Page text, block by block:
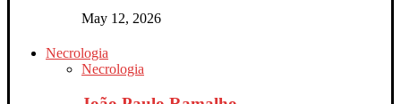
May 12, 2026
Necrologia
Necrologia